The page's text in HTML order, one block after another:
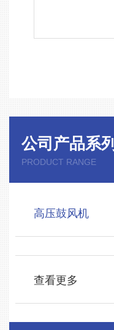
公司产品系列
PRODUCT RANGE
高压鼓风机
查看更多